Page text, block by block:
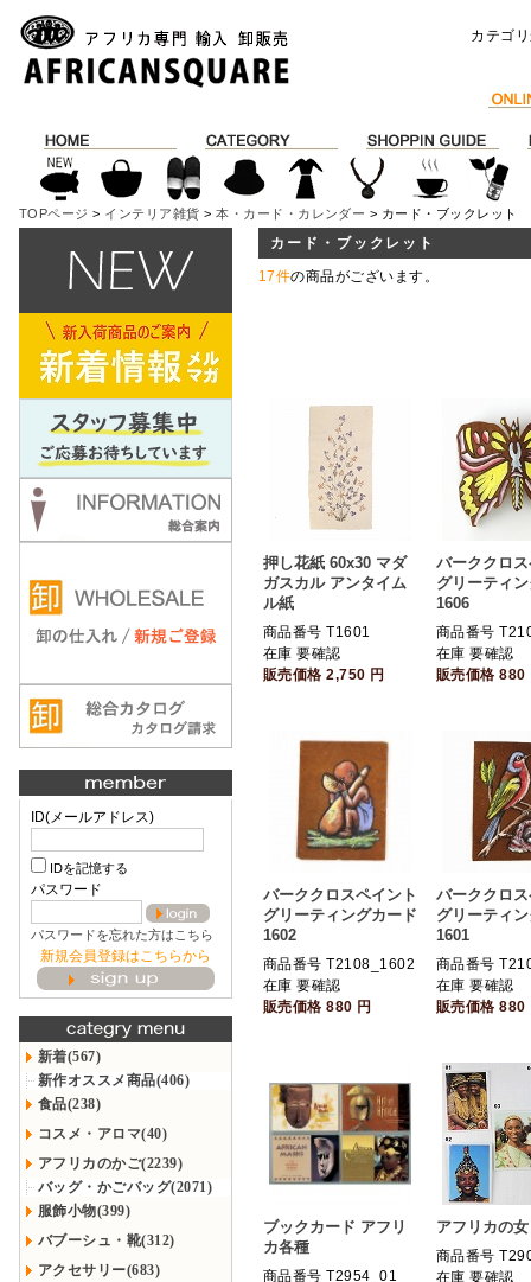
カテゴ
TOPページ > インテリア雑貨 >本・カード・カレンダー > カード・ブックレット
ID(メールアドレス)
IDを記憶する
パスワード
パスワードを忘れた方はこちら
新規会員登録はこちらから
新着(567)
新作オススメ商品(406)
食品(238)
コスメ・アロマ(40)
アフリカのかご(2239)
バッグ・かごバッグ(2071)
服飾小物(399)
バブーシュ・靴(312)
アクセサリー(683)
カード・ブックレット
17件の商品がございます。
押し花紙 60x30 マダ
ガスカル アンタイム
ル紙
商品番号 T1601
在庫 要確認
販売価格2,750 円
バーククロ
グリーティ
1606
商品番号
在庫 要確認
販売価格880
バーククロスペイント
グリーティングカード
1602
商品番号 T2108_1602
在庫 要確認
販売価格880 円
バーククロ
グリーティ
1601
商品番号
在庫 要確認
販売価格880
ブックカード アフリ
カ各種
商品番号 T2954_01
アフリカの
商品番号
在庫 要確認